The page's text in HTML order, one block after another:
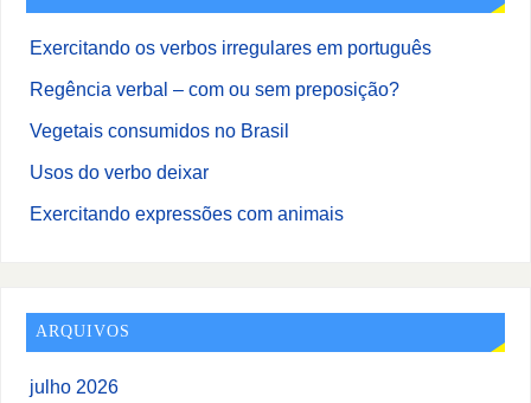
Exercitando os verbos irregulares em português
Regência verbal – com ou sem preposição?
Vegetais consumidos no Brasil
Usos do verbo deixar
Exercitando expressões com animais
ARQUIVOS
julho 2026